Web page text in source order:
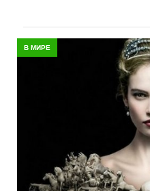
В МИРЕ